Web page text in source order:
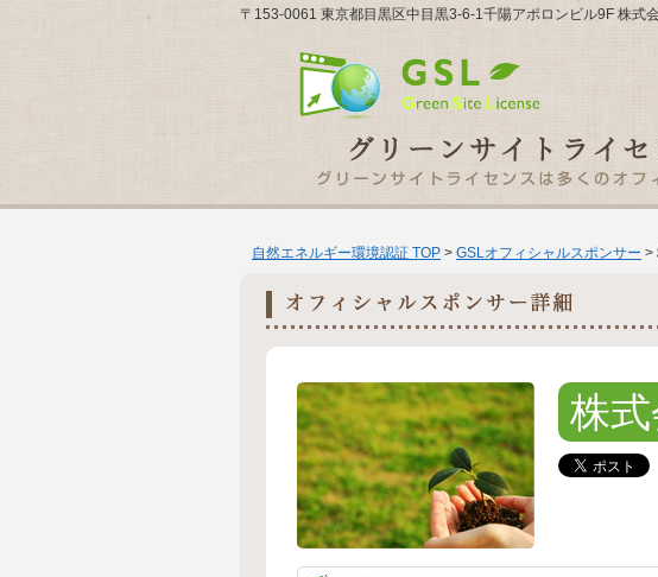
〒153-0061 東京都目黒区中目黒3-6-1千陽アポロンビル9F 株式
自然エネルギー環境認証 TOP > GSLオフィシャルスポンサー >
株